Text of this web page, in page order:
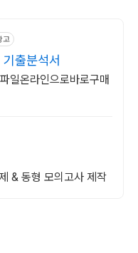
고
출분석서
일온라인으로바로구매
& 동형 모의고사 제작